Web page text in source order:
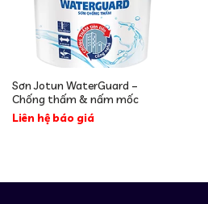
Sơn Jotun WaterGuard –
Chống thấm & nấm mốc
Liên hệ báo giá